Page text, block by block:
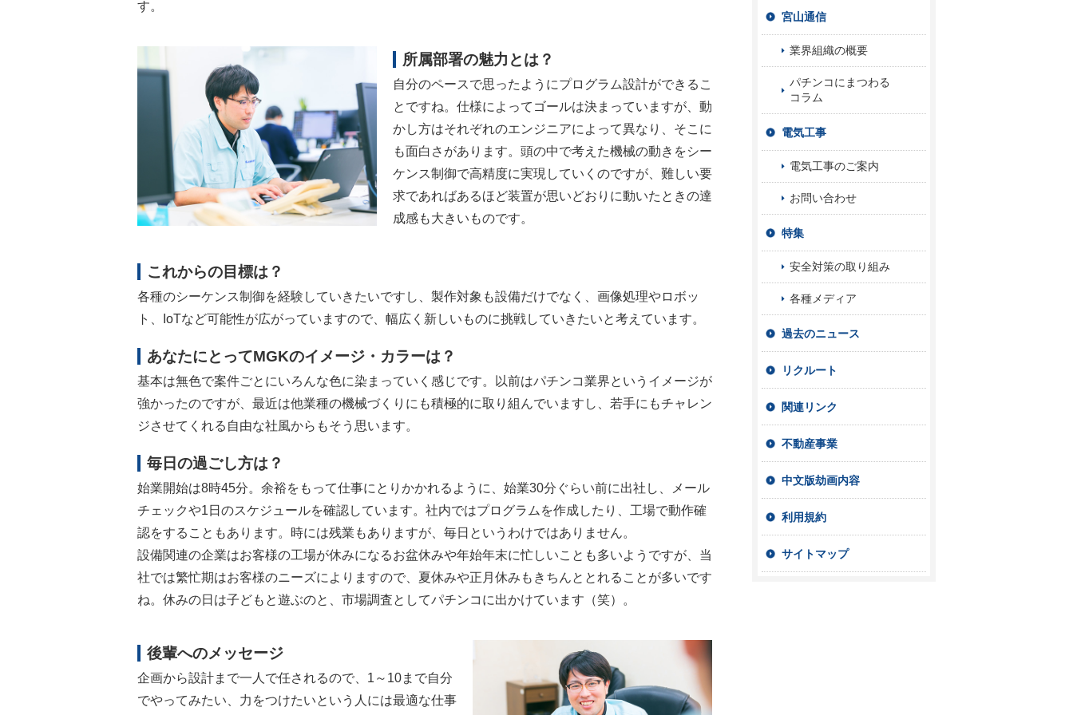
す。
所属部署の魅力とは？
自分のペースで思ったようにプログラム設計ができるこ
とですね。仕様によってゴールは決まっていますが、動
かし方はそれぞれのエンジニアによって異なり、そこに
も面白さがあります。頭の中で考えた機械の動きをシー
ケンス制御で高精度に実現していくのですが、難しい要
求であればあるほど装置が思いどおりに動いたときの達
成感も大きいものです。
これからの目標は？
各種のシーケンス制御を経験していきたいですし、製作対象も設備だけでなく、画像処理やロボッ
ト、IoTなど可能性が広がっていますので、幅広く新しいものに挑戦していきたいと考えています。
あなたにとってMGKのイメージ・カラーは？
基本は無色で案件ごとにいろんな色に染まっていく感じです。以前はパチンコ業界というイメージが
強かったのですが、最近は他業種の機械づくりにも積極的に取り組んでいますし、若手にもチャレン
ジさせてくれる自由な社風からもそう思います。
毎日の過ごし方は？
始業開始は8時45分。余裕をもって仕事にとりかかれるように、始業30分ぐらい前に出社し、メール
チェックや1日のスケジュールを確認しています。社内ではプログラムを作成したり、工場で動作確
認をすることもあります。時には残業もありますが、毎日というわけではありません。
設備関連の企業はお客様の工場が休みになるお盆休みや年始年末に忙しいことも多いようですが、当
社では繁忙期はお客様のニーズによりますので、夏休みや正月休みもきちんととれることが多いです
ね。休みの日は子どもと遊ぶのと、市場調査としてパチンコに出かけています（笑）。
後輩へのメッセージ
企画から設計まで一人で任されるので、1～10まで自分
でやってみたい、力をつけたいという人には最適な仕事
宮山通信
業界組織の概要
パチンコにまつわる
コラム
電気工事
電気工事のご案内
お問い合わせ
特集
安全対策の取り組み
各種メディア
過去のニュース
リクルート
関連リンク
不動産事業
中文版劫画内容
利用規約
サイトマップ